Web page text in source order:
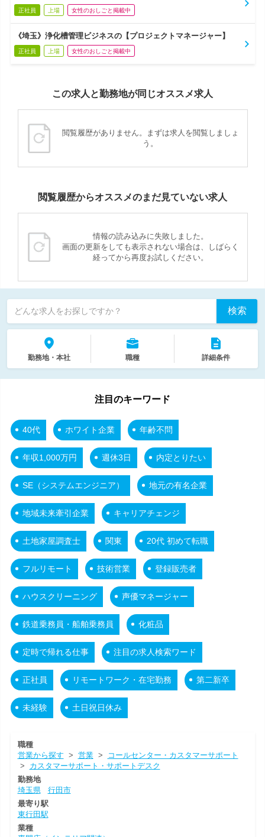
正社員 上場 女性のおしごと掲載中
《埼玉》浄化槽管理ビジネスの【プロジェクトマネージャー】
正社員 上場 女性のおしごと掲載中
この求人と勤務地が同じオススメ求人
閲覧履歴がありません。まずは求人を閲覧しましょ
う。
閲覧履歴からオススメのまだ見ていない求人
情報の読み込みに失敗しました。
画面の更新をしても表示されない場合は、しばらく
経ってから再度お試しください。
どんな求人をお探しですか？ 検索
勤務地・本社 職種 詳細条件
注目のキーワード
40代 ホワイト企業 年齢不問
年収1,000万円 週休3日 内定とりたい
SE（システムエンジニア） 地元の有名企業
地域未来牽引企業 キャリアチェンジ
土地家屋調査士 関東 20代 初めて転職
フルリモート 技術営業 登録販売者
ハウスクリーニング 声優マネージャー
鉄道乗務員・船舶乗務員 化粧品
定時で帰れる仕事 注目の求人検索ワード
正社員 リモートワーク・在宅勤務 第二新卒
未経験 土日祝日休み
職種
営業から探す > 営業>
コールセンター・カスタマーサポート
> カスタマーサポート・サポートデスク
勤務地
埼玉県
行田市
最寄り駅
東行田駅
業種